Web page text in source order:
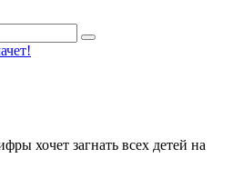
хочет загнать всех детей на